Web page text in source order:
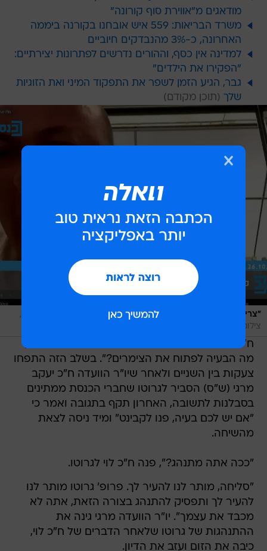
מודאגים מ"אווירת סוף קורונה"
משרד הבריאות: 559 איש אובחנו בקורנה ביממה
האחרונה, כ-3% מהנבדקים חיוביים
למדינה אין כסף, וההורים נדרשים לפתרונות יצירתיים:
"הפקירו את הילדים"
גבר, הגיע הזמן לשפר את התפקוד המיני ואת הזוגיות
שלך
"צריך להמתין עם זה לשלב השלישי". פרופ' גרוטו זועם
צילום מסך,
צילום מסך
ח"כ לוי ענה בתגובה כי "יש משפחות שמתמוטטות,
מה הבעיה לפתוח את הצימרים?". בשלב הזה התפחו
צעקות בין השניים ולאחר שיו"ר הוועדה ח"כ יעקב
מרגי (ש"ס) הסביר לגרוטו שחברי הכנסת ממתינים
בסבלנות לתשובה, האחרון תקף בתגובה ואמר כי
"אם יש לכם בעיה, פנו לקבינט" ומיד ניסה לצאת
מהשיחה.
"ככה אתה מתנהג?", פנה ח"כ לוי לגרוטו.
"סליחה, מותר לנו להעיר לך. פרופ' גרוטו מותר לנו
להעיר לך ותפסיק להתנהג בצורה הזאת, אתה לא
מכבד את עצמך". יו"ר הוועדה מרגי גינה את
ההתנהגות של גרוטו שלאחר הדברים של ח"כ לוי,
כיבה את הזום ועזב את הדיון.